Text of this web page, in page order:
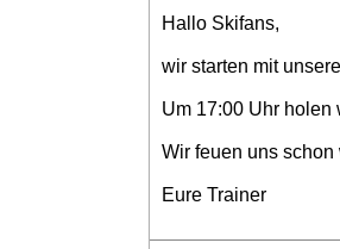
Hallo Skifans,
wir starten mit
Um 17:00 Uhr holen
Wir feuen uns schon
Eure Trainer